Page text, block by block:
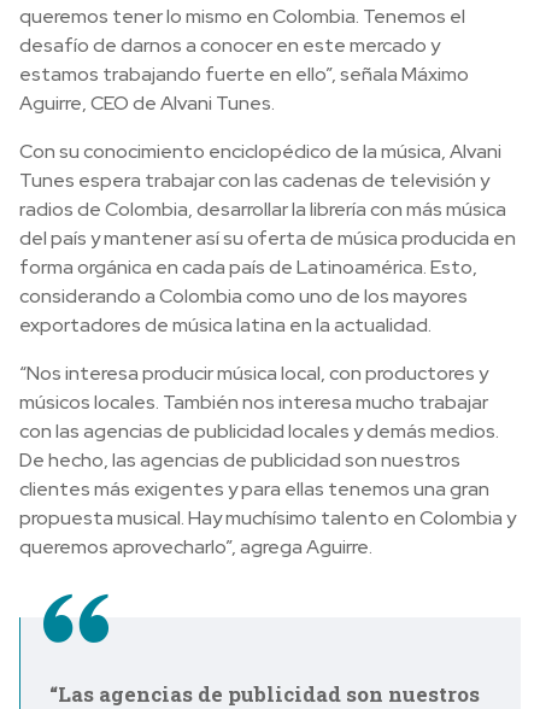
queremos tener lo mismo en Colombia. Tenemos el
desafío de darnos a conocer en este mercado y
estamos trabajando fuerte en ello”, señala Máximo
Aguirre, CEO de Alvani Tunes.
Con su conocimiento enciclopédico de la música, Alvani
Tunes espera trabajar con las cadenas de televisión y
radios de Colombia, desarrollar la librería con más música
del país y mantener así su oferta de música producida en
forma orgánica en cada país de Latinoamérica. Esto,
considerando a Colombia como uno de los mayores
exportadores de música latina en la actualidad.
“Nos interesa producir música local, con productores y
músicos locales. También nos interesa mucho trabajar
con las agencias de publicidad locales y demás medios.
De hecho, las agencias de publicidad son nuestros
clientes más exigentes y para ellas tenemos una gran
propuesta musical. Hay muchísimo talento en Colombia y
queremos aprovecharlo”, agrega Aguirre.
“Las agencias de publicidad son nuestros